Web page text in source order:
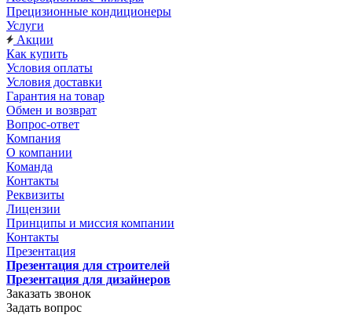
Прецизионные кондиционеры
Услуги
Акции
Как купить
Условия оплаты
Условия доставки
Гарантия на товар
Обмен и возврат
Вопрос-ответ
Компания
О компании
Команда
Контакты
Реквизиты
Лицензии
Принципы и миссия компании
Контакты
Презентация
Презентация для строителей
Презентация для дизайнеров
Заказать звонок
Задать вопрос